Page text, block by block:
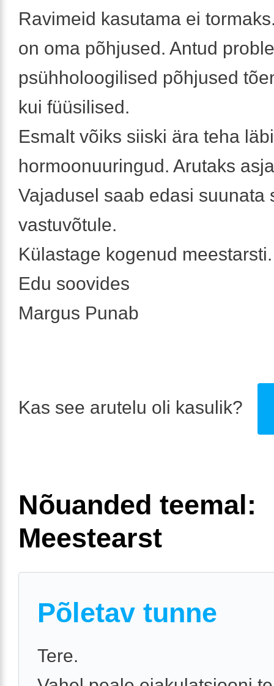
Ravimeid kasutama ei
on oma põhjused. Antud
psühholoogilised põhjused
kui füüsilised.
Esmalt võiks siiski ära teha
hormoonuuringud. Arutaks
Vajadusel saab edasi suunata
vastuvõtule.
Külastage kogenud meestarsti.
Edu soovides
Margus Punab
Kas see arutelu oli kasulik?
Nõuanded teemal:
Meestearst
Põletav tunne
Tere.